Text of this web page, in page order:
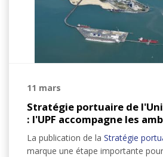
11 mars
Stratégie portuaire de
: l'UPF accompagne les
La publication de la Stratégie
marque une étape importante